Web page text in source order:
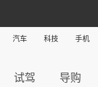
汽车 科技 手机
试驾 导购